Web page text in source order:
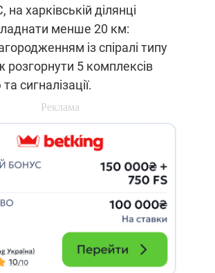
харківській ділянці
менше 20 км:
із спіралі типу
розгорнути 5 комплексів
сигналізації.